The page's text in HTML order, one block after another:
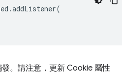
.addListener(
。請注意，更新 Cookie 屬性